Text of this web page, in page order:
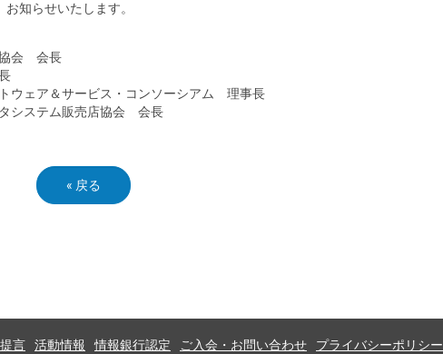
知らせいたします。
会 会長
ェア＆サービス・コンソーシアム 理事長
ステム販売店協会 会長
« 戻る
言 活動情報 情報銀行認定 ご入会・お問い合わせ プライバシーポリシー